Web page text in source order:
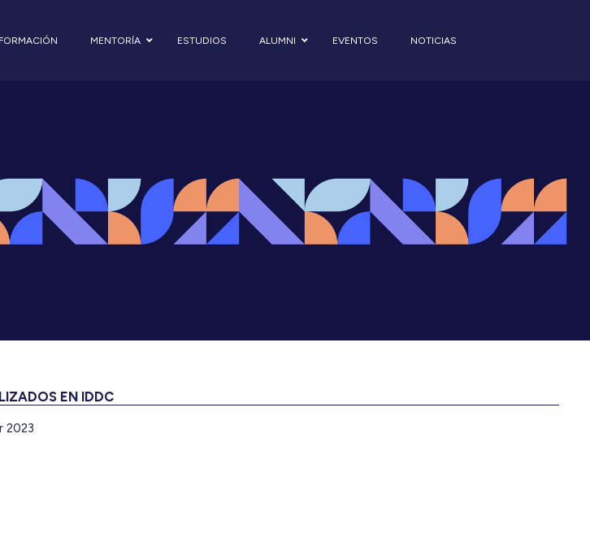
FORMACIÓN MENTORÍA ESTUDIOS ALUMNI EVENTOS NOTICIAS
EN IDDC
2023